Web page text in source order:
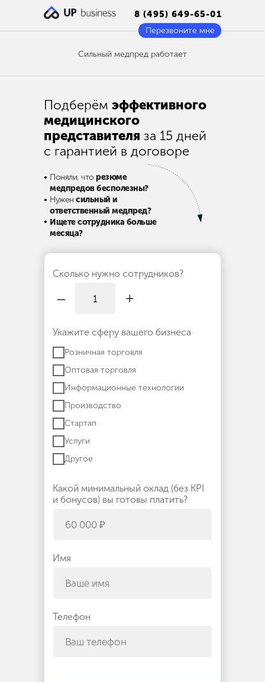
Сильный медпред работает
8 (495) 649-65-01
Перезвоните мне
Подберём эффективного
медицинского
представителя за 15 дней
с гарантией в договоре
Поняли, что резюме
медпредов бесполезны?
Нуженсильный и
ответственный медпред?
Ищете сотрудника больше
месяца?
•
•
•
Сколько нужно сотрудников?
– +
Укажите сферу вашего бизнеса
Розничная торговля
Оптовая торговля
Информационные технологии
Производство
Стартап
Услуги
Другое
Какой минимальный оклад (без KPI
и бонусов) вы готовы платить?
Имя
Телефон